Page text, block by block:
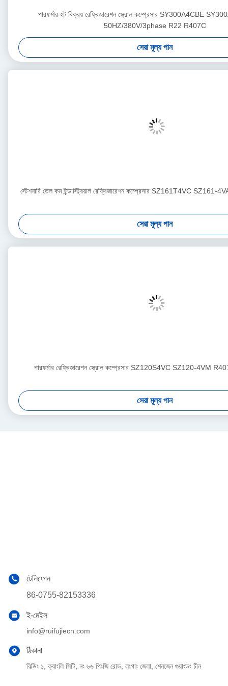
পারফর্মার হট বিক্রয় রেফ্রিজারেশন স্ক্রোল কম্প্রেসার SY300A4CBE
50HZ/380V/3phase R22 R407C
সেরা মূল্য পান
স্টেশনারি তেল কম ইন্ডাস্ট্রিয়াল রেফ্রিজারেশন কম্প্রেসার SZ161T4VC SZ161-
সেরা মূল্য পান
পারফর্মার রেফ্রিজারেশন স্ক্রোল কম্প্রেসার SZ120S4VC SZ120-4VM
সেরা মূল্য পান
টেলিফোন
86-0755-82153336
ই-মেইল
info@ruifujiecn.com
ঠিকানা
বিল্ডিং ১, ক্যাংলি সিটি, নং ৬৬ পিংজি রোড, লংগাং জেলা, শেনজেন গুয়াংডং চীন